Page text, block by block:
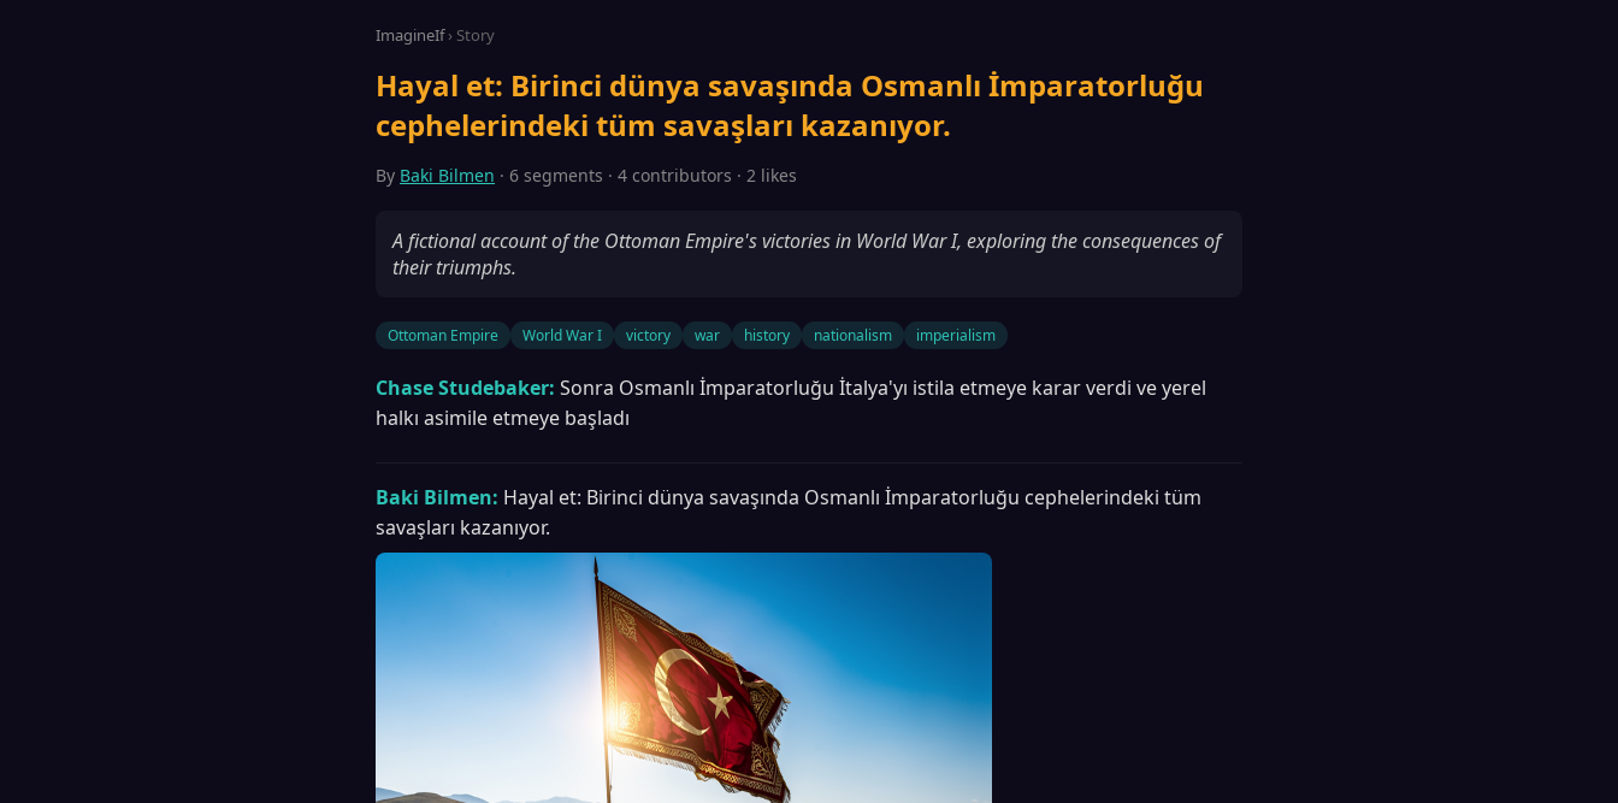
ImagineIf› Story
Hayal et: Birinci dünya savaşında Osmanlı İmparatorluğu
cephelerindeki tüm savaşları kazanıyor.
By Baki Bilmen · 6 segments · 4 contributors · 2 likes
A fictional account of the Ottoman Empire's victories in World War I, exploring the consequences of
their triumphs.
Ottoman Empire World War I victory war history nationalism imperialism
Chase Studebaker: Sonra Osmanlı İmparatorluğu İtalya'yı istila etmeye karar verdi ve yerel
halkı asimile etmeye başladı
Baki Bilmen: Hayal et: Birinci dünya savaşında Osmanlı İmparatorluğu cephelerindeki tüm
savaşları kazanıyor.